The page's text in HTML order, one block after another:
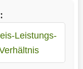
Leistungs-